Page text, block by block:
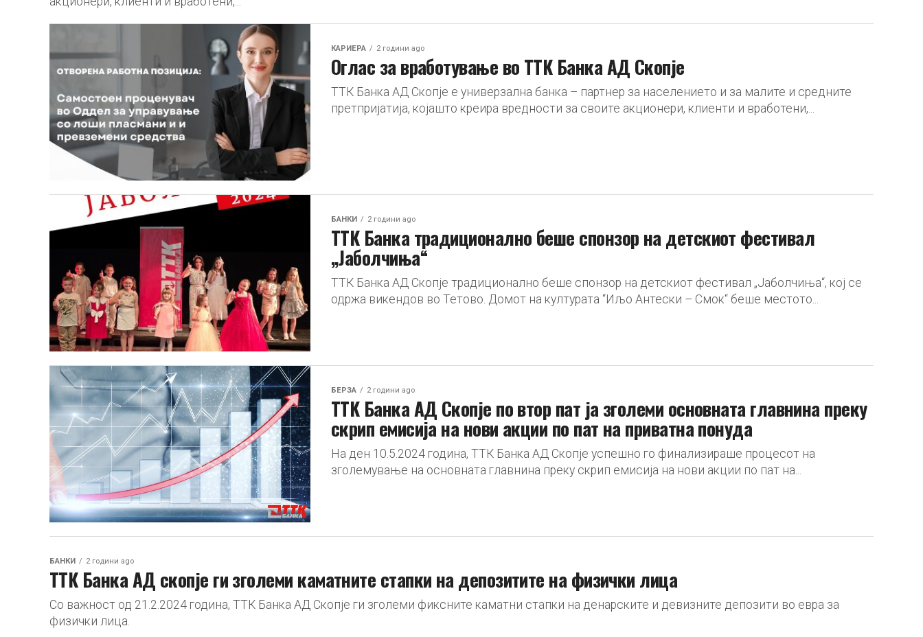
КАРИЕРА 2 години ago
Оглас за вработување во ТТК Банка АД Скопје
ТТК Банка АД Скопје е универзална банка – партнер за населението и за малите и средните
претпријатија, којашто креира вредности за своите акционери, клиенти и вработени,...
БАНКИ 2 години ago
ТТК Банка традиционално беше спонзор на детскиот фестивал
„Јаболчиња“
ТТК Банка АД Скопје традиционално беше спонзор на детскиот фестивал „Јаболчиња“, кој се
одржа викендов во Тетово. Домот на културата “Иљо Антески – Смок“ беше местото...
БЕРЗА 2 години ago
TTK Банка АД Скопје по втор пат ја зголеми основната главнина преку
скрип емисија на нови акции по пат на приватна понуда
На ден 10.5.2024 година, ТТК Банка АД Скопје успешно го финализираше процесот на
зголемување на основната главнина преку скрип емисија на нови акции по пат на...
БАНКИ 2 години ago
ТТК Банка АД скопје ги зголеми каматните стапки на депозитите на физички лица
Со важност од 21.2.2024 година, ТТК Банка АД Скопје ги зголеми фиксните каматни стапки на денарските и девизните депозити во евра за
физички лица.